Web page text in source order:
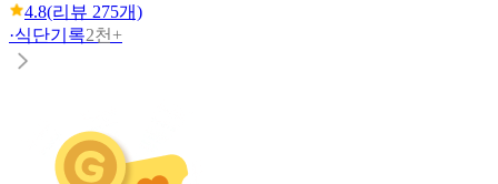
4.8(리뷰 275개)
·식단기록2천+